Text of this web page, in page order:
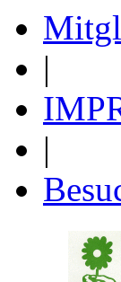
|
|